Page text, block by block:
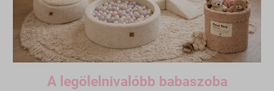
A legölelnivalóbb babaszoba